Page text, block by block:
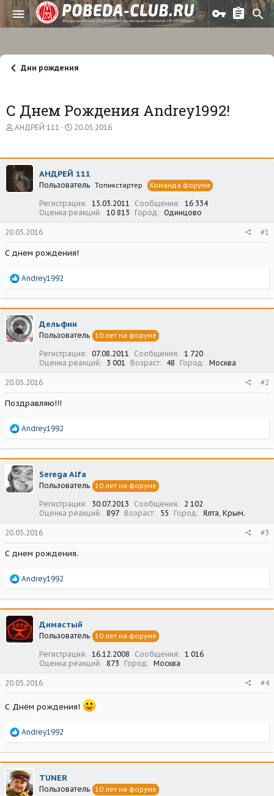
Дни рождения
С Днем Рождения Andrey1992!
А
о
р
т
е
АНДРЕЙ 111
Д
а
а
ч
л
а
20.05.2016
АНДРЕЙ 111
Пользователь Топикстартер Команда форума
Регистрация 15.03.2011 Сообщения
16 334
Оценка реакций
10 813 Город Одинцово
20.05.2016 #1
С днем рождения!
Р
а
к
ц
и
и
Andrey1992
Дельфин
Пользователь 10 лет на форуме
Регистрация 07.08.2011 Сообщения
1 720
Оценка реакций
3 001 Возраст 48 Город Москва
20.05.2016 #2
Поздравляю!!!
Р
а
к
ц
и
и
Andrey1992
Serega Alfa
Пользователь 10 лет на форуме
Регистрация 30.07.2013 Сообщения
2 102
Оценка реакций
897 Возраст 55 Город Ялта, Крым.
20.05.2016 #3
С днем рождения.
Р
а
к
ц
и
и
Andrey1992
Димастый
Пользователь 10 лет на форуме
Регистрация 16.12.2008 Сообщения
1 016
Оценка реакций
873 Город Москва
20.05.2016 #4
С Днём рождения!
Р
а
к
ц
и
и
Andrey1992
TUNER
Пользователь 10 лет на форуме